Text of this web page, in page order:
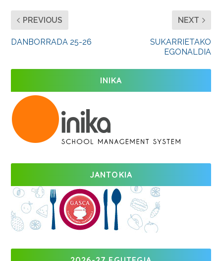
PREVIOUS
DANBORRADA 25-26
NEXT
SUKARRIETAKO
EGONALDIA
INIKA
JANTOKIA